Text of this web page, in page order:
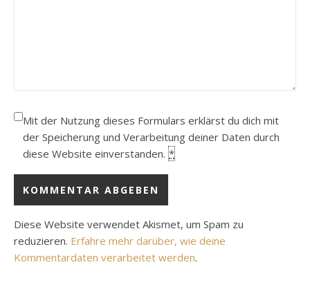
Mit der Nutzung dieses Formulars erklärst du dich mit
der Speicherung und Verarbeitung deiner Daten durch
diese Website einverstanden. *
Diese Website verwendet Akismet, um Spam zu
reduzieren. Erfahre mehr darüber, wie deine
Kommentardaten verarbeitet werden.